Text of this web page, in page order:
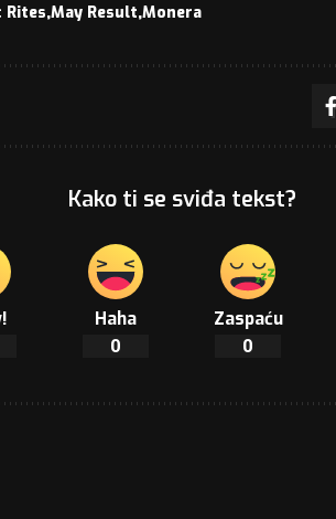
Rites May Result Monera
Kako ti se sviđa tekst?
Haha
0
Zaspaću
0